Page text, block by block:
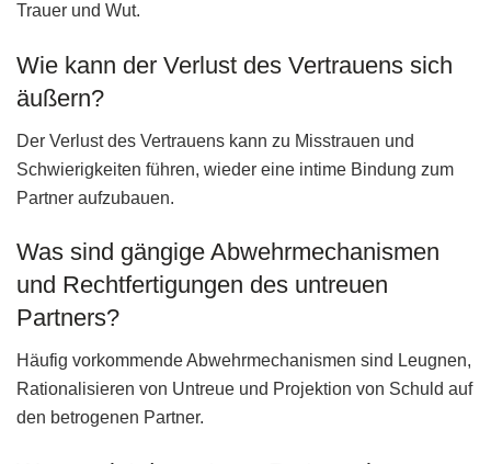
Trauer und Wut.
Wie kann der Verlust des Vertrauens sich
äußern?
Der Verlust des Vertrauens kann zu Misstrauen und
Schwierigkeiten führen, wieder eine intime Bindung zum
Partner aufzubauen.
Was sind gängige Abwehrmechanismen
und Rechtfertigungen des untreuen
Partners?
Häufig vorkommende Abwehrmechanismen sind Leugnen,
Rationalisieren von Untreue und Projektion von Schuld auf
den betrogenen Partner.